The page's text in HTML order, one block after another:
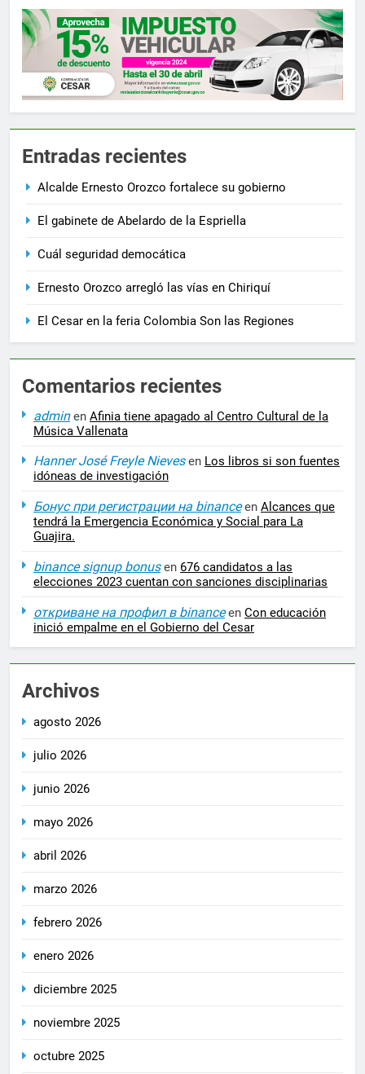
Entradas recientes
Alcalde Ernesto Orozco fortalece su gobierno
El gabinete de Abelardo de la Espriella
Cuál seguridad democática
Ernesto Orozco arregló las vías en Chiriquí
El Cesar en la feria Colombia Son las Regiones
Comentarios recientes
adminen Afinia tiene apagado al Centro Cultural de la
Música Vallenata
Hanner José Freyle Nievesen Los libros si son fuentes
idóneas de investigación
Бонус при регистрации на binanceen Alcances que
tendrá la Emergencia Económica y Social para La
Guajira.
binance signup bonusen 676 candidatos a las
elecciones 2023 cuentan con sanciones disciplinarias
откриване на профил в binanceen Con educación
inició empalme en el Gobierno del Cesar
Archivos
agosto 2026
julio 2026
junio 2026
mayo 2026
abril 2026
marzo 2026
febrero 2026
enero 2026
diciembre 2025
noviembre 2025
octubre 2025